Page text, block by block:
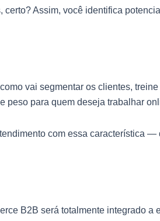
Assim, você identifica
vai segmentar os clientes,
peso para quem deseja trabalhar
com essa característica
B2B será totalmente integrado a